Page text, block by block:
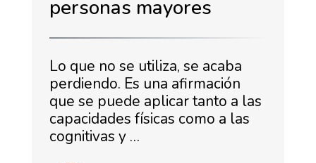
personas mayores
Lo que no se utiliza, se acaba
perdiendo. Es una afirmación
que se puede aplicar tanto a las
capacidades físicas como a las
cognitivas y …